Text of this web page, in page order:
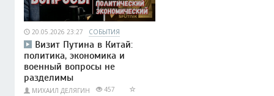
20.05.2026 23:27 СОБЫТИЯ
Визит Путина в Китай:
политика, экономика и
военный вопросы не
разделимы
МИХАИЛ ДЕЛЯГИН 457